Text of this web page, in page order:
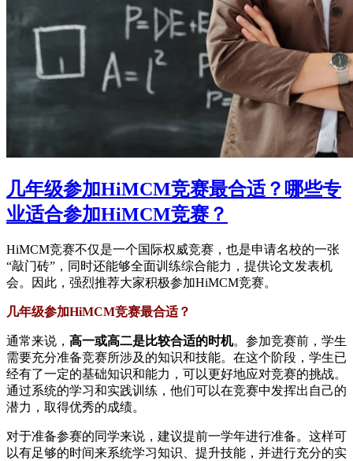
几年级参加HiMCM竞赛最合适？哪些专
业适合参加HiMCM竞赛？
HiMCM竞赛不仅是一个国际权威竞赛，也是申请名校的一张
“敲门砖”，同时还能够全面训练综合能力，提供论文发表机
会。因此，强烈推荐大家积极参加HiMCM竞赛。
几年级参加HiMCM竞赛最合适？
通常来说， 高一或高二是比较合适的时机。参加竞赛前，学生
需要充分准备竞赛所涉及的知识和技能。在这个阶段，学生已
经有了一定的基础知识和能力，可以更好地应对竞赛的挑战。
通过系统的学习和实践训练，他们可以在竞赛中发挥出自己的
潜力，取得优秀的成绩。
对于准备参赛的同学来说，建议提前一学年进行准备。这样可
以有足够的时间来系统学习知识、提升技能，并进行充分的实